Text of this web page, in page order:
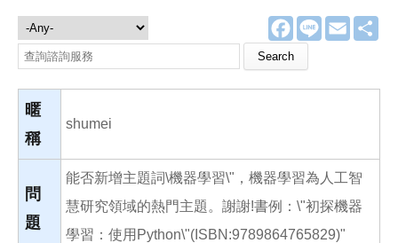
F
a
e
o
L
E
m
諮詢服務
Search this site
暱
稱
shumei
問
題
能否新增主題詞\機器學習\"，機器學習為人工智
慧研究領域的熱門主題。謝謝!書例：\"初探機器
學習：使用Python\"(ISBN:9789864765829)"